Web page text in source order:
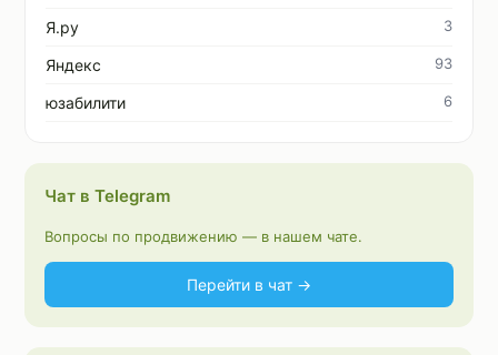
Я.ру 3
Яндекс 93
юзабилити 6
Чат в Telegram
Вопросы по продвижению — в нашем чате.
Перейти в чат →